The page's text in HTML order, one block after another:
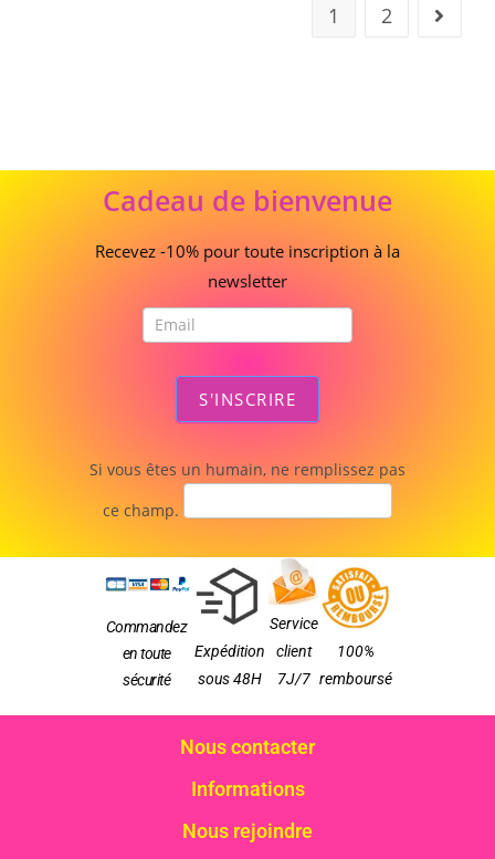
1 2
deCadeau de bienvenue
Recevez -10% pour toute inscription à la
newsletter
S'INSCRIRE
Si vous êtes un humain, ne remplissez pas
ce champ.
Commandez
en toute
sécurité
Expédition
sous 48H
Service
client
7J/7
100%
remboursé
Nous contacter
Informations
Nous rejoindre